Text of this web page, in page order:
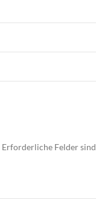
Erforderliche Felder sind